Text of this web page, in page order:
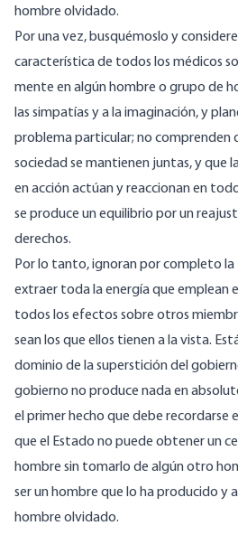
hombre olvidado.
Por una vez, busquémoslo y
característica de todos los médicos
mente en algún hombre o grupo de
las simpatías y a la imaginación, y
problema particular; no comprenden
sociedad se mantienen juntas, y que
en acción actúan y reaccionan en
se produce un equilibrio por un
derechos.
Por lo tanto, ignoran por completo
extraer toda la energía que emplean
todos los efectos sobre otros
sean los que ellos tienen a la vista.
dominio de la superstición del
gobierno no produce nada en
el primer hecho que debe recordarse
que el Estado no puede obtener un
hombre sin tomarlo de algún otro
ser un hombre que lo ha producido y
hombre olvidado.